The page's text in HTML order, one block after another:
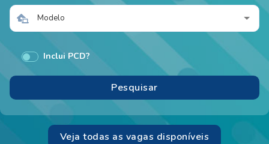
Modelo
Inclui PCD?
Veja todas as vagas disponíveis